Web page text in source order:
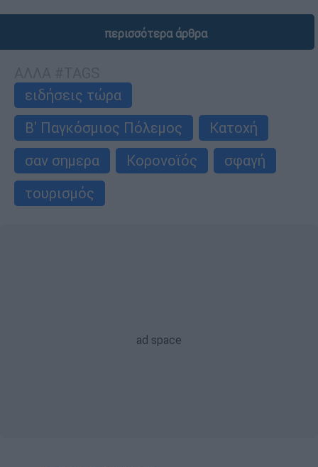
περισσότερα άρθρα
ειδήσεις τώρα
Β' Παγκόσμιος Πόλεμος
Κατοχή
σαν σημερα
Κορονοϊός
σφαγή
τουρισμός